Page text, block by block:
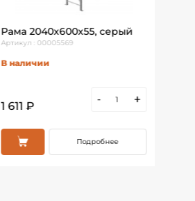
Рама 2040х600х55, серый
Артикул : 00005569
В наличии
1 611 ₽
- +
Подробнее